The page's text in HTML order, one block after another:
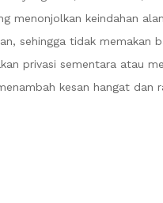
menonjolkan keindahan
sehingga tidak memakan
privasi sementara atau
kesan hangat dan